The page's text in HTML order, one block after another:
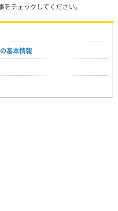
チェックしてください。
基本情報